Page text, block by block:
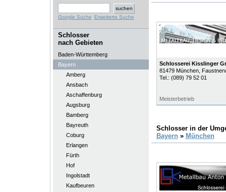
Google Suche Erweiterte Suche
Schlosser
nach Gebieten
Baden-Württemberg
Bayern
Amberg
Ansbach
Aschaffenburg
Augsburg
Bamberg
Bayreuth
Coburg
Erlangen
Fürth
Hof
Ingolstadt
Kaufbeuren
Schlosserei Kisslinger
81479 München,
Tel.: (089) 79 52 01
Meisterbetrieb
Schlosser in der
Bayern » München